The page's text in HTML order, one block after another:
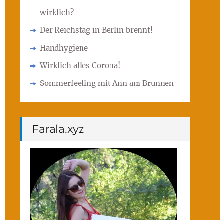
wirklich?
Der Reichstag in Berlin brennt!
Handhygiene
Wirklich alles Corona!
Sommerfeeling mit Ann am Brunnen
Farala.xyz